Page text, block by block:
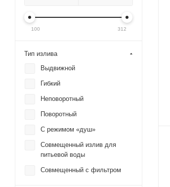
100 312
Тип излива
Выдвижной
Гибкий
Неповоротный
Поворотный
С режимом «душ»
Совмещенный излив для
питьевой воды
Совмещенный с фильтром